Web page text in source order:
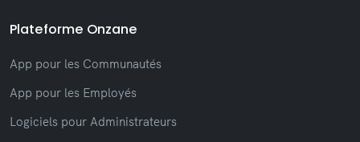
Plateforme Onzane
App pour les Communautés
App pour les Employés
Logiciels pour Administrateurs